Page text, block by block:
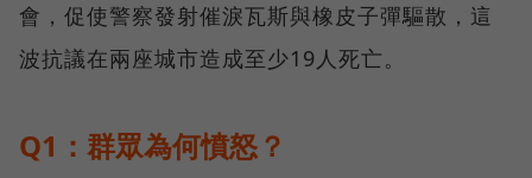
會，促使警察發射催淚瓦斯與橡皮子彈驅散，這
波抗議在兩座城市造成至少19人死亡。
Q1：群眾為何憤怒？